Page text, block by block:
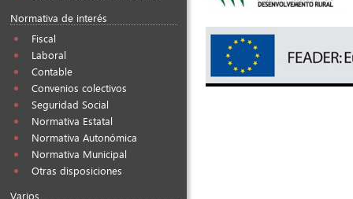
Normativa de interés
Fiscal
Laboral
Contable
Convenios colectivos
Seguridad Social
Normativa Estatal
Normativa Autonómica
Normativa Municipal
Otras disposiciones
Varios